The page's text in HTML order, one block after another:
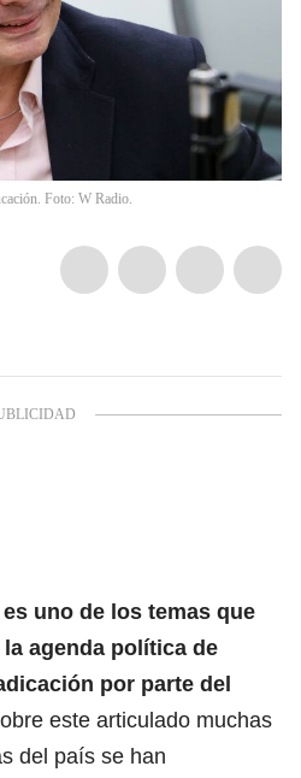
Foto: W Radio.
uno de los temas que
agenda política de
por parte del
este articulado muchas
del país se han